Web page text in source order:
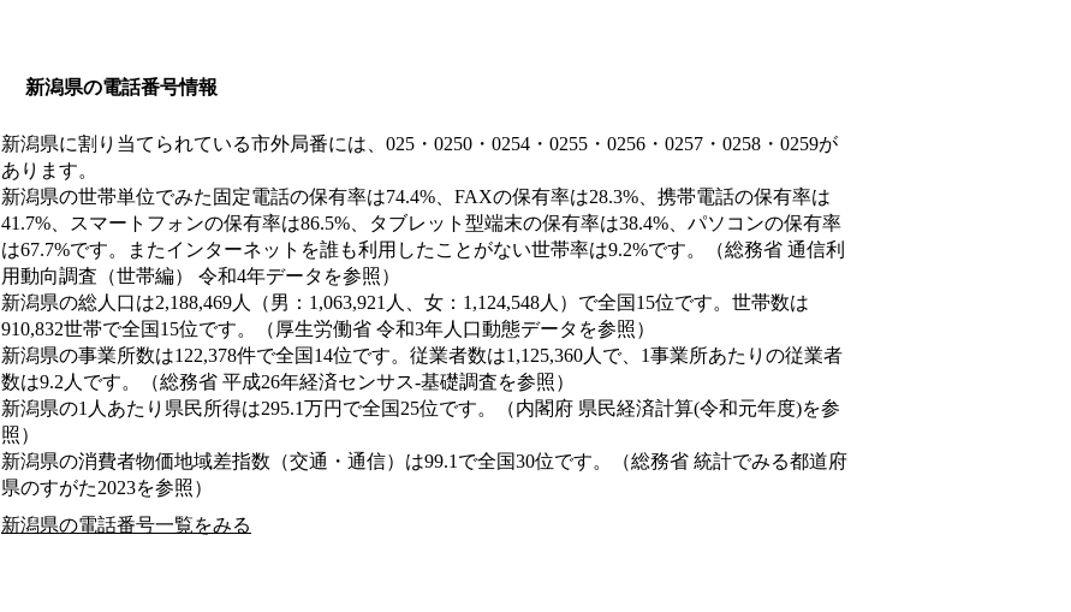
新潟県の電話番号情報
新潟県に割り当てられている市外局番には、025・0250・0254・0255・0256・0257・0258・0259が
あります。
新潟県の世帯単位でみた固定電話の保有率は74.4%、FAXの保有率は28.3%、携帯電話の保有率は
41.7%、スマートフォンの保有率は86.5%、タブレット型端末の保有率は38.4%、パソコンの保有率
は67.7%です。またインターネットを誰も利用したことがない世帯率は9.2%です。（総務省 通信利
用動向調査（世帯編） 令和4年データを参照）
新潟県の総人口は2,188,469人（男：1,063,921人、女：1,124,548人）で全国15位です。世帯数は
910,832世帯で全国15位です。（厚生労働省 令和3年人口動態データを参照）
新潟県の事業所数は122,378件で全国14位です。従業者数は1,125,360人で、1事業所あたりの従業者
数は9.2人です。（総務省 平成26年経済センサス‐基礎調査を参照）
新潟県の1人あたり県民所得は295.1万円で全国25位です。（内閣府 県民経済計算(令和元年度)を参
照）
新潟県の消費者物価地域差指数（交通・通信）は99.1で全国30位です。（総務省 統計でみる都道府
県のすがた2023を参照）
新潟県の電話番号一覧をみる